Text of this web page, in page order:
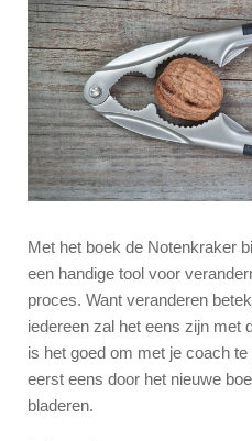
Met het boek de Notenkraker
een handige tool voor
proces. Want veranderen
iedereen zal het eens zijn met
is het goed om met je coach
eerst eens door het nieuwe
bladeren.